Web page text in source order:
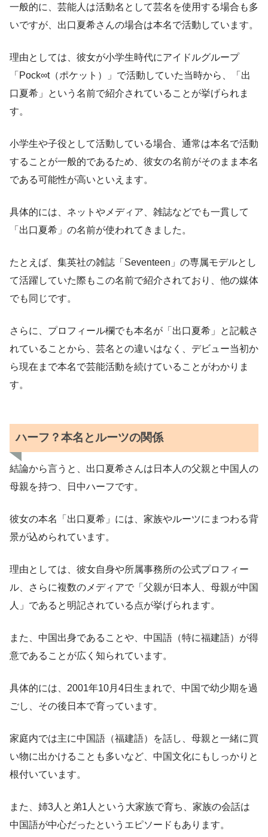
一般的に、芸能人は活動名として芸名を使用する場合も多
いですが、出口夏希さんの場合は本名で活動しています。
理由としては、彼女が小学生時代にアイドルグループ
「Pock∞t（ポケット）」で活動していた当時から、「出
口夏希」という名前で紹介されていることが挙げられま
す。
小学生や子役として活動している場合、通常は本名で活動
することが一般的であるため、彼女の名前がそのまま本名
である可能性が高いといえます。
具体的には、ネットやメディア、雑誌などでも一貫して
「出口夏希」の名前が使われてきました。
たとえば、集英社の雑誌「Seventeen」の専属モデルとし
て活躍していた際もこの名前で紹介されており、他の媒体
でも同じです。
さらに、プロフィール欄でも本名が「出口夏希」と記載さ
れていることから、芸名との違いはなく、デビュー当初か
ら現在まで本名で芸能活動を続けていることがわかりま
す。
ハーフ？本名とルーツの関係
結論から言うと、出口夏希さんは日本人の父親と中国人の
母親を持つ、日中ハーフです。
彼女の本名「出口夏希」には、家族やルーツにまつわる背
景が込められています。
理由としては、彼女自身や所属事務所の公式プロフィー
ル、さらに複数のメディアで「父親が日本人、母親が中国
人」であると明記されている点が挙げられます。
また、中国出身であることや、中国語（特に福建語）が得
意であることが広く知られています。
具体的には、2001年10月4日生まれで、中国で幼少期を過
ごし、その後日本で育っています。
家庭内では主に中国語（福建語）を話し、母親と一緒に買
い物に出かけることも多いなど、中国文化にもしっかりと
根付いています。
また、姉3人と弟1人という大家族で育ち、家族の会話は
中国語が中心だったというエピソードもあります。